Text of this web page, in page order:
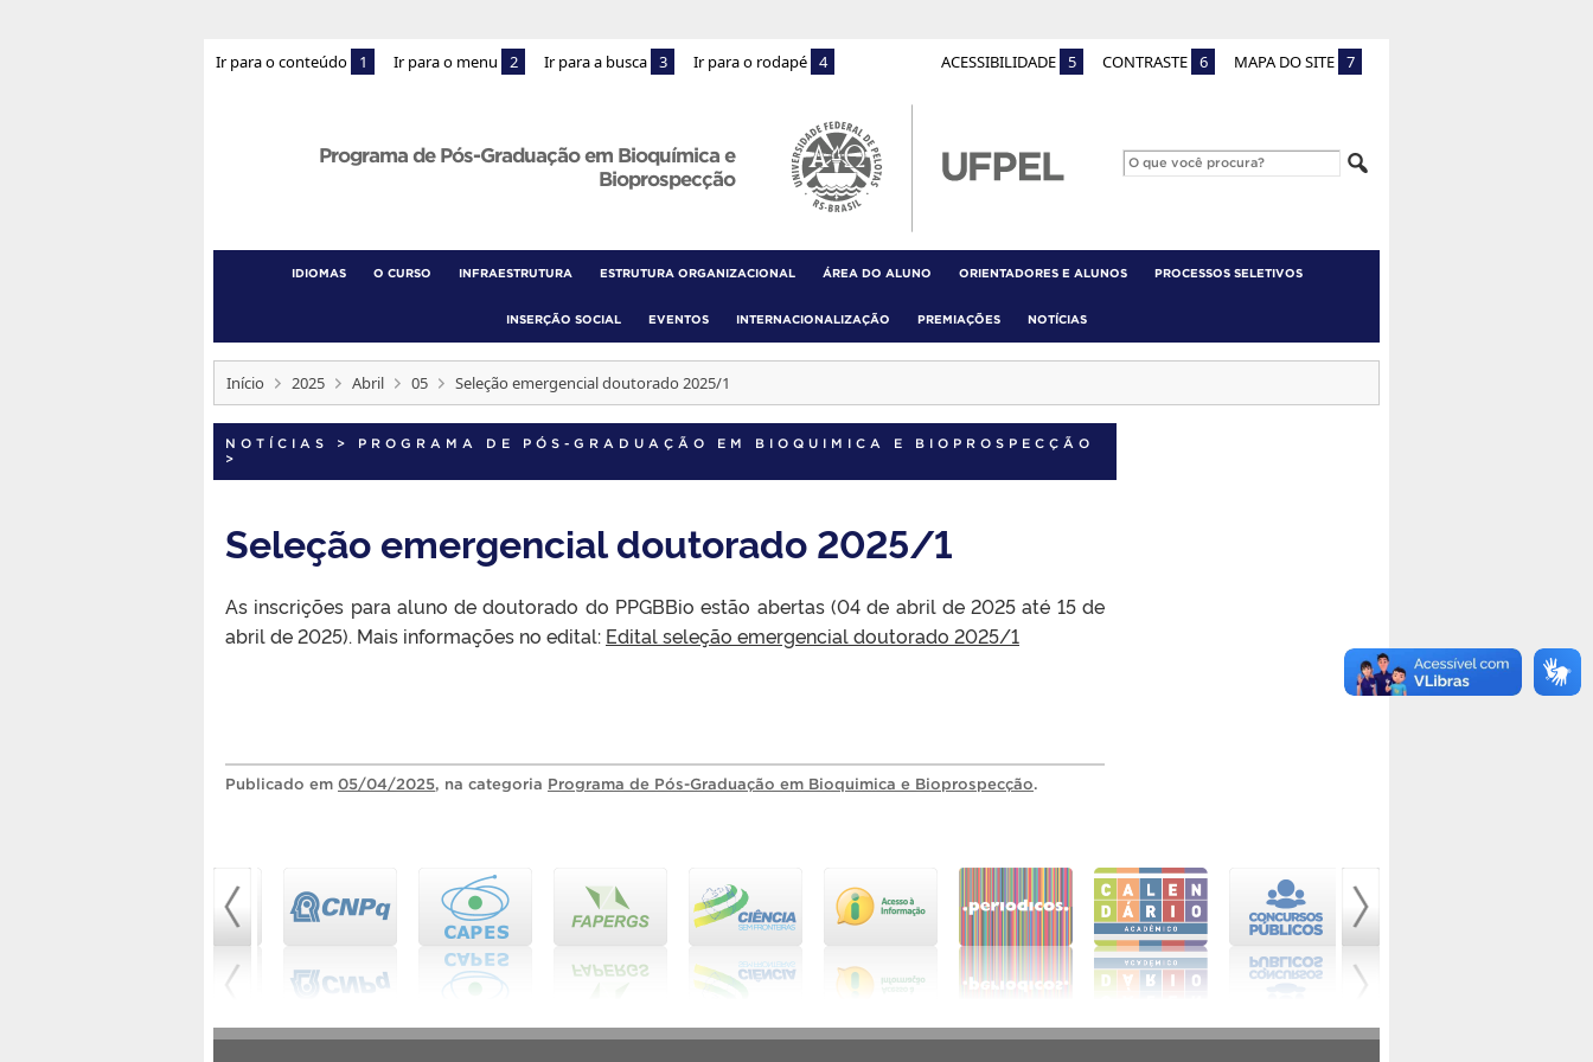
Ir para o conteúdo 1 Ir para o menu 2 Ir para a busca 3 Ir para o rodapé 4 ACESSIBILIDADE 5 CONTRASTE 6 MAPA DO SITE 7
Programa de Pós-Graduação em Bioquímica e
Bioprospecção
IDIOMAS O CURSO INFRAESTRUTURA ESTRUTURA ORGANIZACIONAL ÁREA DO ALUNO ORIENTADORES E ALUNOS PROCESSOS SELETIVOS
INSERÇÃO SOCIAL EVENTOS INTERNACIONALIZAÇÃO PREMIAÇÕES NOTÍCIAS
Início 2025 Abril 05 Seleção emergencial doutorado 2025/1
NOTÍCIAS > PROGRAMA DE PÓS-GRADUAÇÃO EM BIOQUIMICA E BIOPROSPECÇÃO
>
Seleção emergencial doutorado 2025/1
As inscrições para aluno de doutorado do PPGBBio estão abertas (04 de abril de 2025 até 15 de
abril de 2025). Mais informações no edital: Edital seleção emergencial doutorado 2025/1
Publicado em 05/04/2025, na categoria Programa de Pós-Graduação em Bioquimica e Bioprospecção.